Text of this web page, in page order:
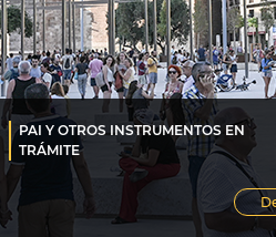
PAI Y OTROS INSTRUMENTOS EN
TRÁMITE